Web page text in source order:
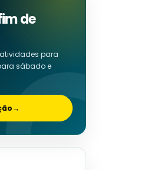
de
atividades para
sábado e
→